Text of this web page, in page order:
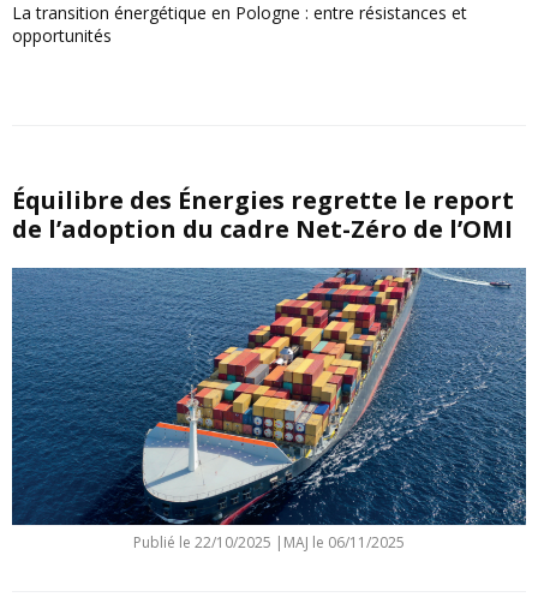
La transition énergétique en Pologne : entre résistances et
opportunités
Équilibre des Énergies regrette le report
de l’adoption du cadre Net-Zéro de l’OMI
Publié le 22/10/2025 | MAJ le 06/11/2025